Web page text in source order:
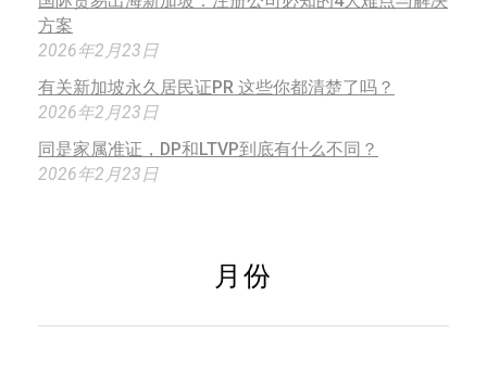
方案
2026年2月23日
有关新加坡永久居民证PR 这些你都清楚了吗？
2026年2月23日
同是家属准证，DP和LTVP到底有什么不同？
2026年2月23日
月份